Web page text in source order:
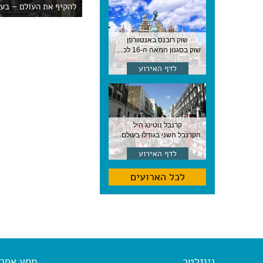
שוק רובנס באנטוורפן
שוק בסגנון המאה ה-16 לכבודו של הצייר המפורסם, בן העיר, נערך ב-15 באוגוסט באנטוורפן
לדף האירוע
קרנבל נוטינג היל
הקרנבל השני בגודלו בעולם, עם מוזיקה, תהלוכות ותחפושות. לונדון
לדף האירוע
לכל הארועים
להקיף את העולם –